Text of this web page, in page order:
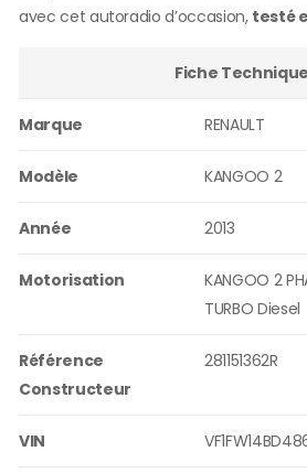
avec cet autoradio d’occasion, testé
Fiche Technique
Marque RENAULT
Modèle KANGOO 2
Année 2013
Motorisation
KANGOO 2
TURBO Diesel
Référence
Constructeur
281151362R
VIN